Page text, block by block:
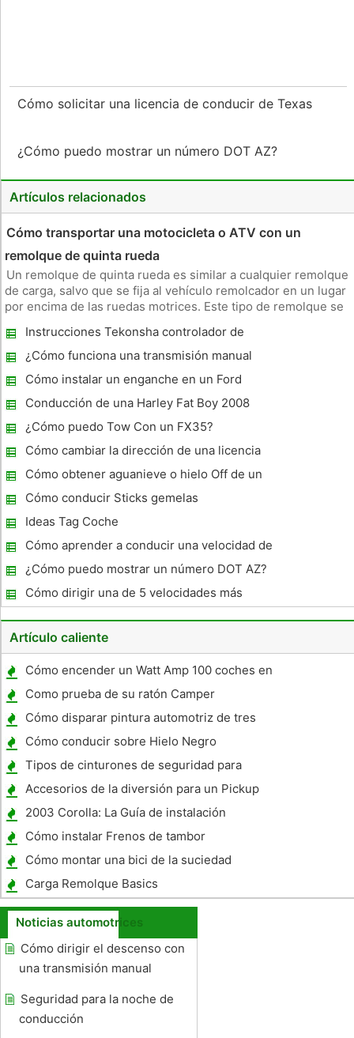
Cómo solicitar una licencia de conducir de Texas
¿Cómo puedo mostrar un número DOT AZ?
Artículos relacionados
Cómo transportar una motocicleta o ATV con un
remolque de quinta rueda
Un remolque de quinta rueda es similar a cualquier remolque
de carga, salvo que se fija al vehículo remolcador en un lugar
por encima de las ruedas motrices. Este tipo de remolque se
cerrado, carga y remolques de camping. Asegurar y ATV o
mot
Instrucciones Tekonsha controlador de
frenos
¿Cómo funciona una transmisión manual
Cómo instalar un enganche en un Ford
Windstar
Conducción de una Harley Fat Boy 2008
¿Cómo puedo Tow Con un FX35?
Cómo cambiar la dirección de una licencia
de conducir en Michigan
Cómo obtener aguanieve o hielo Off de un
coche
Cómo conducir Sticks gemelas
Ideas Tag Coche
Cómo aprender a conducir una velocidad de
5 en pocos días
¿Cómo puedo mostrar un número DOT AZ?
Cómo dirigir una de 5 velocidades más
combustible de manera eficiente
Artículo caliente
Cómo encender un Watt Amp 100 coches en
Mi Casa
Como prueba de su ratón Camper
Cómo disparar pintura automotriz de tres
fases
Cómo conducir sobre Hielo Negro
Tipos de cinturones de seguridad para
Contrapesos
Accesorios de la diversión para un Pickup
2003 Corolla: La Guía de instalación
posterior Struts
Cómo instalar Frenos de tambor
Cómo montar una bici de la suciedad
Carga Remolque Basics
Noticias automotrices
Cómo dirigir el descenso con
una transmisión manual
Seguridad para la noche de
conducción